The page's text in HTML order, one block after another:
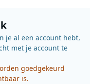
je al een account hebt,
met je account te
goedgekeurd
is.